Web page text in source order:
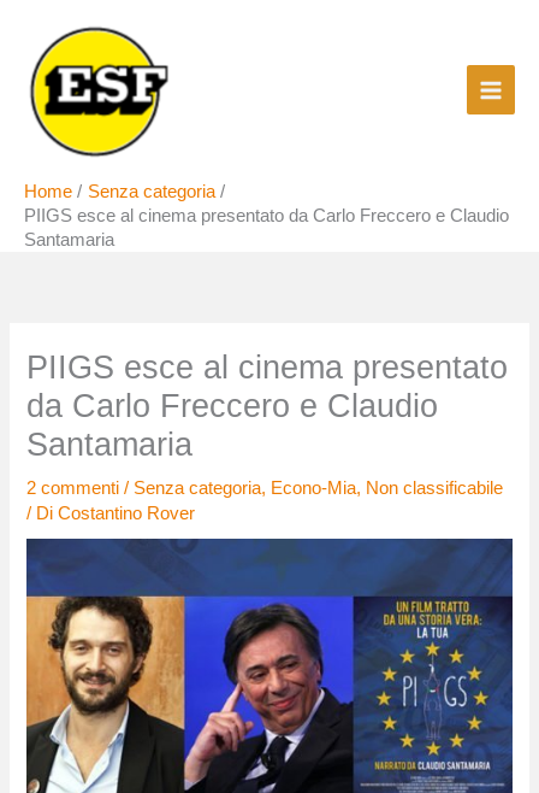
contenuto
Home
Senza categoria
PIIGS esce al cinema presentato da Carlo Freccero e Claudio
Santamaria
PIIGS esce al cinema presentato
da Carlo Freccero e Claudio
Santamaria
2 commenti / Senza categoria, Econo-Mia, Non classificabile
/ DiCostantino Rover